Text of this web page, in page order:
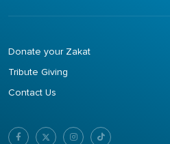
Donate your Zakat
Tribute Giving
Contact Us